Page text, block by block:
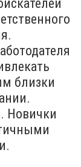
близки
Новички